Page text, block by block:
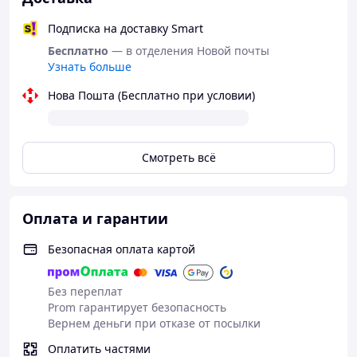
Этот аксессуар отлично подойдет для любителей
разных ролевых игр.
конфиденциальная.
Длина ручки 15 см, общая длина 39 см.
которую плеть можно повесить на запястье.
Все фото реальны.
Подписка на доставку Smart
Бесплатно — в отделения Новой почты
Узнать больше
Нова Пошта (Бесплатно при условии)
Смотреть всё
Оплата и гарантии
Безопасная оплата картой
Без переплат
Prom гарантирует безопасность
Вернем деньги при отказе от посылки
Оплатить частями